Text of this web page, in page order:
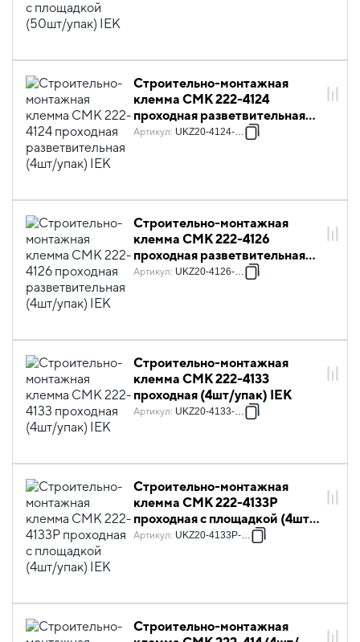
Строительно-монтажная
клемма СМК 222-4124
проходная разветвительная
(4шт/упак) IEK
Артикул: UKZ20-4124-004
Строительно-монтажная
клемма СМК 222-4126
проходная разветвительная
(4шт/упак) IEK
Артикул: UKZ20-4126-004
Строительно-монтажная
клемма СМК 222-4133
проходная (4шт/упак) IEK
Артикул: UKZ20-4133-004
Строительно-монтажная
клемма СМК 222-4133P
проходная с площадкой (4шт/
упак) IEK
Артикул: UKZ20-4133P-004
Строительно-монтажная